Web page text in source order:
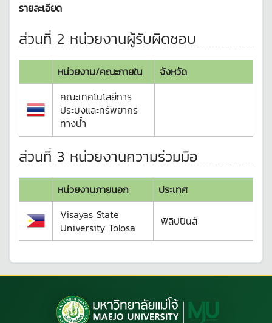
รายละเอียด
ส่วนที่ 2 หน่วยงานผู้รับผิดชอบ
หน่วยงาน/คณะภายใน
จังหวัด
คณะเทคโนโลยีการ
ประมงและทรัพยากร
ทางน้ำ
ส่วนที่ 3 หน่วยงานความร่วมมือ
หน่วยงานภายนอก
ประเทศ
Visayas State
University Tolosa
ฟิลิปปินส์